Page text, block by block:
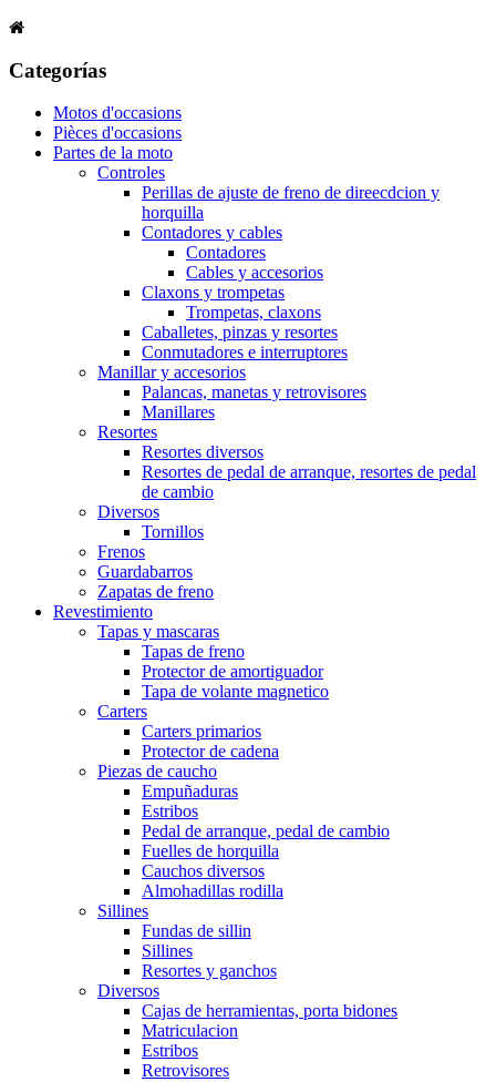
Categorías
Motos d'occasions
Pièces d'occasions
Partes de la moto
Controles
Perillas de ajuste de freno de direecdcion y
horquilla
Contadores y cables
Contadores
Cables y accesorios
Claxons y trompetas
Trompetas, claxons
Caballetes, pinzas y resortes
Conmutadores e interruptores
Manillar y accesorios
Palancas, manetas y retrovisores
Manillares
Resortes
Resortes diversos
Resortes de pedal de arranque, resortes de pedal
de cambio
Diversos
Tornillos
Frenos
Guardabarros
Zapatas de freno
Revestimiento
Tapas y mascaras
Tapas de freno
Protector de amortiguador
Tapa de volante magnetico
Carters
Carters primarios
Protector de cadena
Piezas de caucho
Empuñaduras
Estribos
Pedal de arranque, pedal de cambio
Fuelles de horquilla
Cauchos diversos
Almohadillas rodilla
Sillines
Fundas de sillin
Sillines
Resortes y ganchos
Diversos
Cajas de herramientas, porta bidones
Matriculacion
Estribos
Retrovisores